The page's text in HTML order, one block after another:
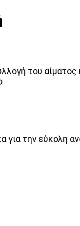
του αίματος
για την εύκολη